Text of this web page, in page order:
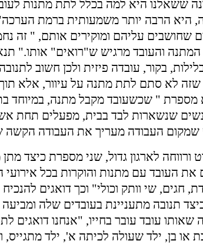
ששאלנו היא למה בכלל לתת מתנות
היא הרבה יותר משמעותית ברמת
שחושבים עליהם ומוקירים אותם, " זה
והעובד מרגיש ש"רואים" אותו."
בקור, עובדה פיזית ולכן חשוב
לא סתם לתת מתנה על עיוור, אלא
מספרת " שכשעובד מקבל מתנה, במיוחד
שנשארות לבד בבית, מפעלים תחת
שמקום העבודה מעריך את העבודה הקשה
ורווחה לארגון גדול, שני מספרת כיצד
את העובד עם מתנות והוקרות בכל
חגים, שי וותק וכולי" וכך דואגים
תנובה מתעניינת בעובדים שלה
עובד עובר בחייו, "אנחנו דואגים
או בן, ילד שעולה לכיתה א', ילד